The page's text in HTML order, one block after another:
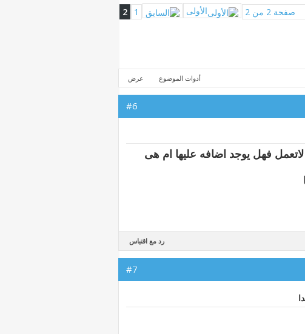
صفحة 2 من 2 الأولى 1
2
أدوات الموضوع عرض
#6
لاتعمل فهل يوجد اضافه عليها ام هى
رد مع اقتباس
#7